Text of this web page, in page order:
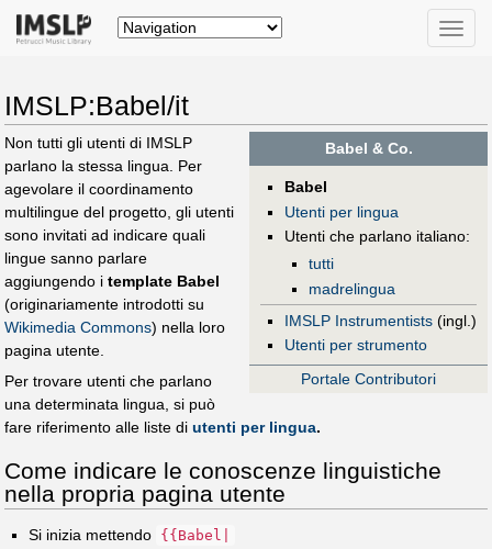
Toggle
IMSLP:Babel/it
Babel & Co.
Babel
Utenti per lingua
Utenti che parlano italiano:
tutti
madrelingua
IMSLP Instrumentists (ingl.)
Utenti per strumento
Portale Contributori
Non tutti gli utenti di IMSLP
parlano la stessa lingua. Per
agevolare il coordinamento
multilingue del progetto, gli utenti
sono invitati ad indicare quali
lingue sanno parlare
aggiungendo i template Babel
(originariamente introdotti su
Wikimedia Commons) nella loro
pagina utente.
Per trovare utenti che parlano
una determinata lingua, si può
fare riferimento alle liste di utenti per lingua.
Come indicare le conoscenze linguistiche
nella propria pagina utente
Si inizia mettendo {{Babel|